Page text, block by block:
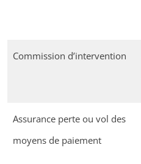
Commission d’intervention
Assurance perte ou vol des
moyens de paiement